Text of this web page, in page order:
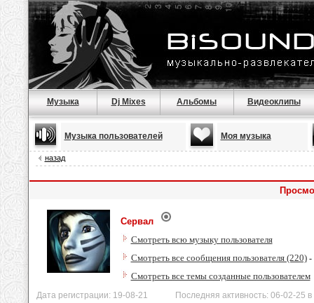
Музыка Dj Mixes Альбомы Видеоклипы
Музыка пользователей Моя музыка
назад
Сервал
Смотреть всю музыку пользователя
Смотреть все сообщения пользователя (220)-
Смотреть все темы созданные пользователем
Дата регистрации: 19-08-21 Последняя активность: 06-02-25 в